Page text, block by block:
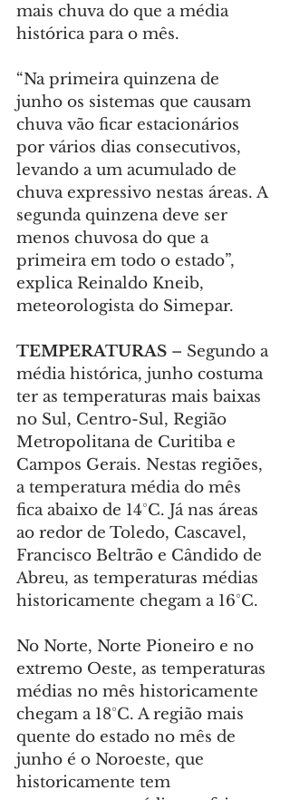
mais chuva do que a média
histórica para o mês.
“Na primeira quinzena de
junho os sistemas que causam
chuva vão ficar estacionários
por vários dias consecutivos,
levando a um acumulado de
chuva expressivo nestas áreas. A
segunda quinzena deve ser
menos chuvosa do que a
primeira em todo o estado”,
explica Reinaldo Kneib,
meteorologista do Simepar.
TEMPERATURAS – Segundo a
média histórica, junho costuma
ter as temperaturas mais baixas
no Sul, Centro-Sul, Região
Metropolitana de Curitiba e
Campos Gerais. Nestas regiões,
a temperatura média do mês
fica abaixo de 14°C. Já nas áreas
ao redor de Toledo, Cascavel,
Francisco Beltrão e Cândido de
Abreu, as temperaturas médias
historicamente chegam a 16°C.
No Norte, Norte Pioneiro e no
extremo Oeste, as temperaturas
médias no mês historicamente
chegam a 18°C. A região mais
quente do estado no mês de
junho é o Noroeste, que
historicamente tem